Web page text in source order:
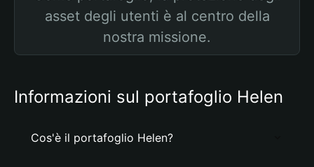
asset degli utenti è al centro della
nostra missione.
Informazioni sul portafoglio Helen
Cos'è il portafoglio Helen?